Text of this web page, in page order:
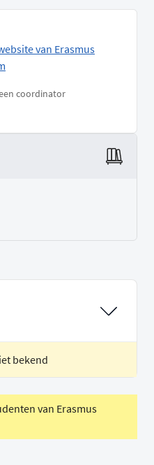
van Erasmus
coordinator
bekend
van Erasmus